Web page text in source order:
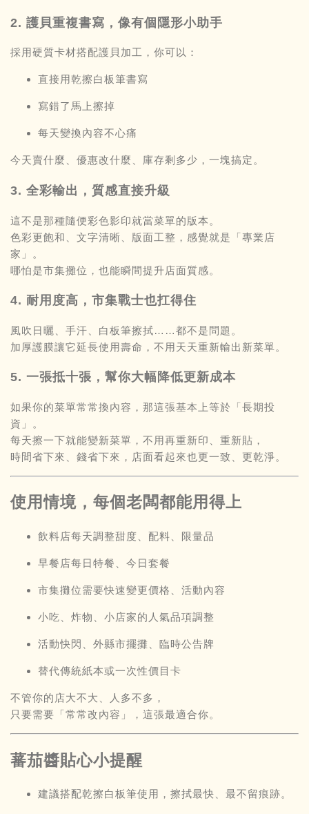
2. 護貝重複書寫，像有個隱形小助手
採用硬質卡材搭配護貝加工，你可以：
直接用乾擦白板筆書寫
寫錯了馬上擦掉
每天變換內容不心痛
今天賣什麼、優惠改什麼、庫存剩多少，一塊搞定。
3. 全彩輸出，質感直接升級
這不是那種隨便彩色影印就當菜單的版本。
色彩更飽和、文字清晰、版面工整，感覺就是「專業店
家」。
哪怕是市集攤位，也能瞬間提升店面質感。
4. 耐用度高，市集戰士也扛得住
風吹日曬、手汗、白板筆擦拭……都不是問題。
加厚護膜讓它延長使用壽命，不用天天重新輸出新菜單。
5. 一張抵十張，幫你大幅降低更新成本
如果你的菜單常常換內容，那這張基本上等於「長期投
資」。
每天擦一下就能變新菜單，不用再重新印、重新貼，
時間省下來、錢省下來，店面看起來也更一致、更乾淨。
使用情境，每個老闆都能用得上
飲料店每天調整甜度、配料、限量品
早餐店每日特餐、今日套餐
市集攤位需要快速變更價格、活動內容
小吃、炸物、小店家的人氣品項調整
活動快閃、外縣市擺攤、臨時公告牌
替代傳統紙本或一次性價目卡
不管你的店大不大、人多不多，
只要需要「常常改內容」，這張最適合你。
蕃茄醬貼心小提醒
建議搭配乾擦白板筆使用，擦拭最快、最不留痕跡。